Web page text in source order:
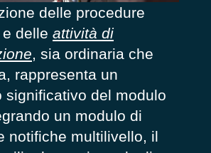
delle procedure
delle attività di
, sia ordinaria che
, rappresenta un
significativo del modulo
un modulo di
notifiche multilivello, il